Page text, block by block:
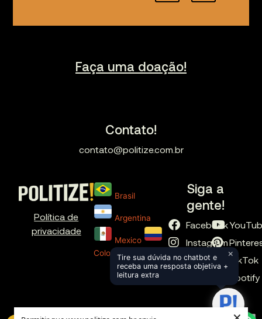
Faça uma doação!
Contato!
contato@politize.com.br
Política de
privacidade
Brasil
Argentina
Mexico
Colombia
Siga a
gente!
Facebook
Instagram
X
TikTok
Spotify
Tire sua dúvida no chatbot e
receba uma resposta objetiva +
leitura extra
×